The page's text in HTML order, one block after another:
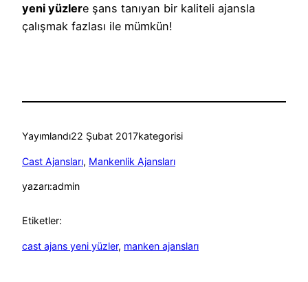
yeni yüzlere şans tanıyan bir kaliteli ajansla
çalışmak fazlası ile mümkün!
Yayımlandı22 Şubat 2017kategorisi
Cast Ajansları, Mankenlik Ajansları
yazarı:admin
Etiketler:
cast ajans yeni yüzler, manken ajansları